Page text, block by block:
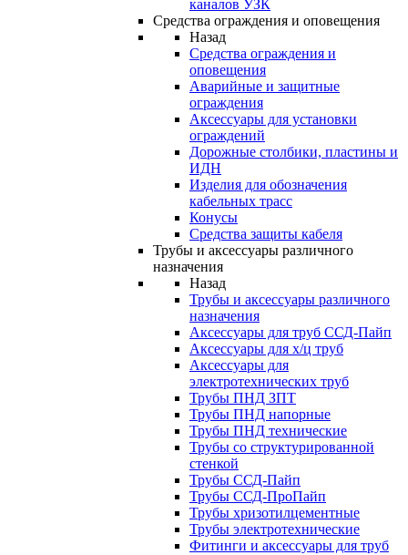
каналов УЗК
Средства ограждения и оповещения
Назад
Средства ограждения и
оповещения
Аварийные и защитные
ограждения
Аксессуары для установки
ограждений
Дорожные столбики, пластины и
ИДН
Изделия для обозначения
кабельных трасс
Конусы
Средства защиты кабеля
Трубы и аксессуары различного
назначения
Назад
Трубы и аксессуары различного
назначения
Аксессуары для труб ССД-Пайп
Аксессуары для х/ц труб
Аксессуары для
электротехнических труб
Трубы ПНД ЗПТ
Трубы ПНД напорные
Трубы ПНД технические
Трубы со структурированной
стенкой
Трубы ССД-Пайп
Трубы ССД-ПроПайп
Трубы хризотилцементные
Трубы электротехнические
Фитинги и аксессуары для труб